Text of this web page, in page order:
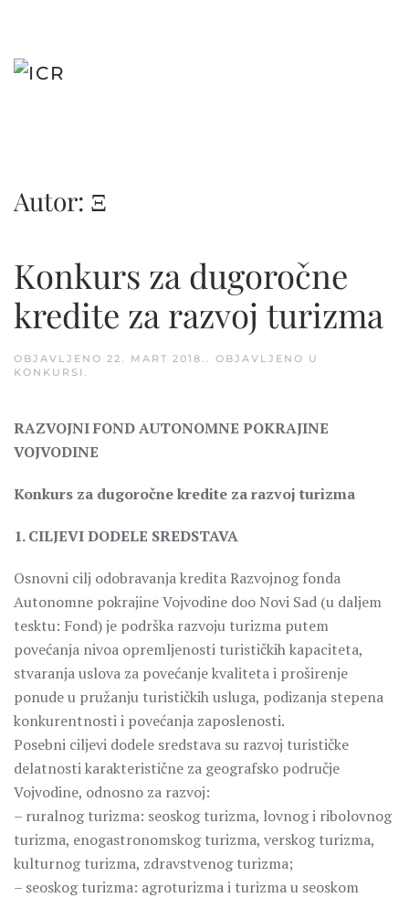
to
main
Autor: Ξ
Konkurs za dugoročne
kredite za razvoj turizma
OBJAVLJENO 22. MART 2018. . OBJAVLJENO U
KONKURSI .
RAZVOJNI FOND AUTONOMNE POKRAJINE
VOJVODINE
Konkurs za dugoročne kredite za razvoj turizma
1. CILJEVI DODELE SREDSTAVA
Osnovni cilj odobravanja kredita Razvojnog fonda
Autonomne pokrajine Vojvodine doo Novi Sad (u daljem
tesktu: Fond) je podrška razvoju turizma putem
povećanja nivoa opremljenosti turističkih kapaciteta,
stvaranja uslova za povećanje kvaliteta i proširenje
ponude u pružanju turističkih usluga, podizanja stepena
konkurentnosti i povećanja zaposlenosti.
Posebni ciljevi dodele sredstava su razvoj turističke
delatnosti karakteristične za geografsko područje
Vojvodine, odnosno za razvoj:
– ruralnog turizma: seoskog turizma, lovnog i ribolovnog
turizma, enogastronomskog turizma, verskog turizma,
kulturnog turizma, zdravstvenog turizma;
– seoskog turizma: agroturizma i turizma u seoskom